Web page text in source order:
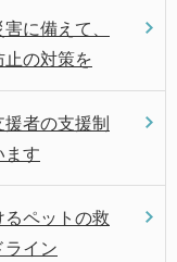
に備えて、
の対策を
者の支援制
ます
ペットの救
ライン